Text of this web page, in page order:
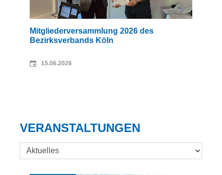
Mitgliederversammlung 2026 des
Bezirksverbands Köln
15.06.2026
VERANSTALTUNGEN